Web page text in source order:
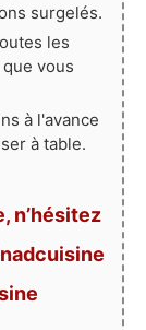
surgelés.
les
vous
à l'avance
à table.
n’hésitez